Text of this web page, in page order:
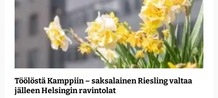
Töölöstä Kamppiin – saksalainen Riesling valtaa
jälleen Helsingin ravintolat